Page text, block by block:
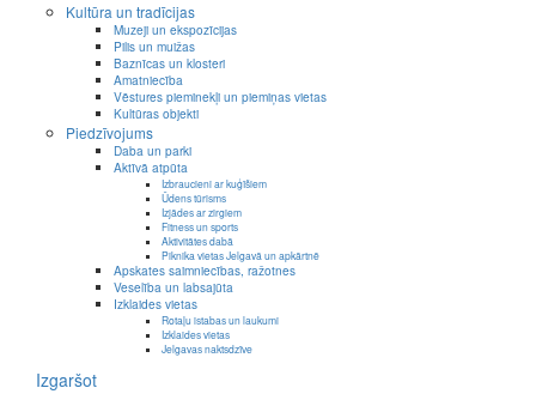
Kultūra un tradīcijas
Muzeji un ekspozīcijas
Pilis un muižas
Baznīcas un klosteri
Amatniecība
Vēstures pieminekļi un piemiņas vietas
Kultūras objekti
Piedzīvojums
Daba un parki
Aktīvā atpūta
Izbraucieni ar kuģīšiem
Ūdens tūrisms
Izjādes ar zirgiem
Fitness un sports
Aktivitātes dabā
Piknika vietas Jelgavā un apkārtnē
Apskates saimniecības, ražotnes
Veselība un labsajūta
Izklaides vietas
Rotaļu istabas un laukumi
Izklaides vietas
Jelgavas naktsdzīve
Izgaršot